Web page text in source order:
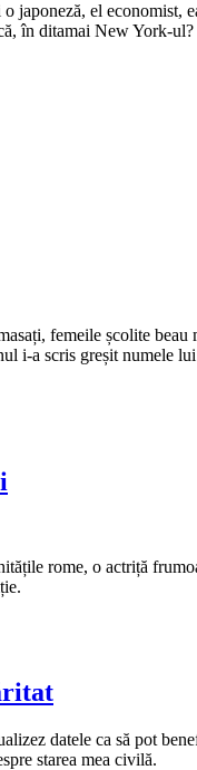
japoneză, el economist,
în ditamai New York-ul?
femeile școlite beau
i-a scris greșit numele lui
rome, o actriță
datele ca să pot
starea mea civilă.